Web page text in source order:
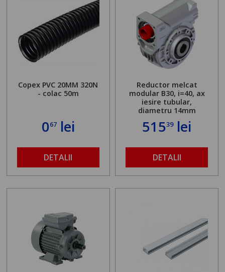
Copex PVC 20MM 320N
- colac 50m
067lei
DETALII
Reductor melcat
modular B30, i=40, ax
iesire tubular,
diametru 14mm
51539lei
DETALII